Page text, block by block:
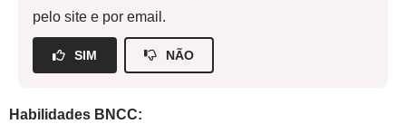
pelo site e por email.
SIM NÃO
Habilidades BNCC: